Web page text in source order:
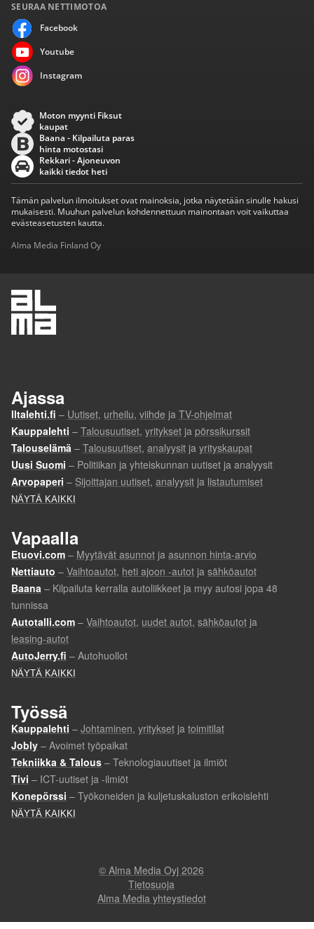
SEURAA NETTIMOTOA
Facebook
Youtube
Instagram
Moton myynti Fiksut
kaupat
Baana - Kilpailuta paras
hinta motostasi
Rekkari - Ajoneuvon
kaikki tiedot heti
Tämän palvelun ilmoitukset ovat mainoksia, jotka näytetään sinulle hakusi
mukaisesti. Muuhun palvelun kohdennettuun mainontaan voit vaikuttaa
evästeasetusten kautta.
Alma Media Finland Oy